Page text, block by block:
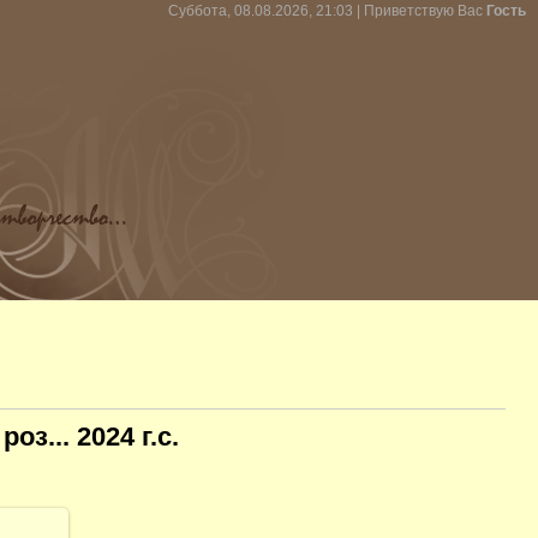
Суббота, 08.08.2026, 21:03 | Приветствую Вас Гость
2024 г.с.